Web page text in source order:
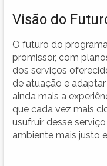
Visão do
O futuro do
promissor, com
dos serviços
de atuação e
ainda mais a
que cada vez mais
usufruir desse
ambiente mais justo